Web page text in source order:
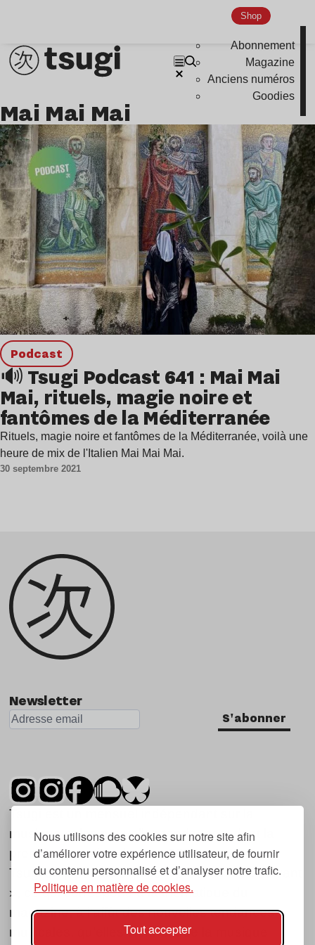
Nous utilisons des cookies sur notre site afin
d’améliorer votre expérience utilisateur, de fournir
du contenu personnalisé et d’analyser notre trafic.
Politique en matière de cookies.
Tout accepter
Shop
Abonnement
Magazine
Anciens numéros
Goodies
Mai Mai Mai
podcast
🔊 Tsugi Podcast 641 : Mai Mai
Mai, rituels, magie noire et
fantômes de la Méditerranée
Rituels, magie noire et fantômes de la Méditerranée, voilà une
heure de mix de l'Italien Mai Mai Mai.
30 septembre 2021
Newsletter
S'abonner
Tsugi est un mensuel indépendant sur la
musique et les nouvelles tendances, dont la
première parution date de 2007.
Tsugi en japonais signifie « prochain », « suivant
», ce qui correspond à la thématique du
magazine, à l’affût des nouvelles tendances
musicales, qu’elles viennent de la musique